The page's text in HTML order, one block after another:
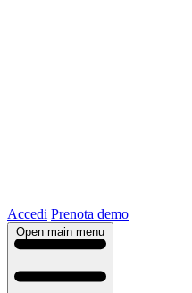
Accedi Prenota demo
Open main menu